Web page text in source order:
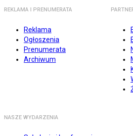
REKLAMA I PRENUMERATA
Reklama
Ogłoszenia
Prenumerata
Archiwum
NASZE WYDARZENIA